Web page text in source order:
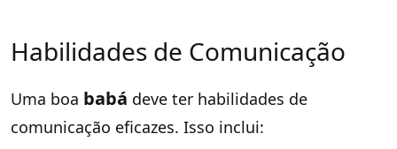
Habilidades de Comunicação
Uma boa babá deve ter habilidades de
comunicação eficazes. Isso inclui: